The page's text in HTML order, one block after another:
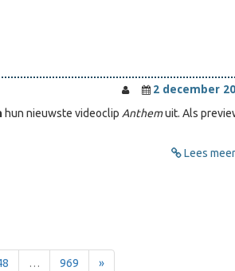
2 december
hun nieuwste videoclip Anthemuit. Als
Lees
… 969 »